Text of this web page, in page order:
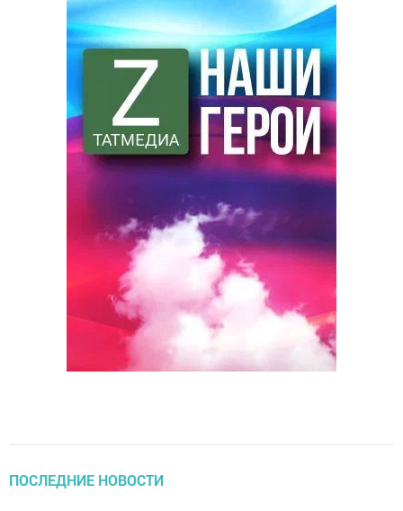
ПОСЛЕДНИЕ НОВОСТИ